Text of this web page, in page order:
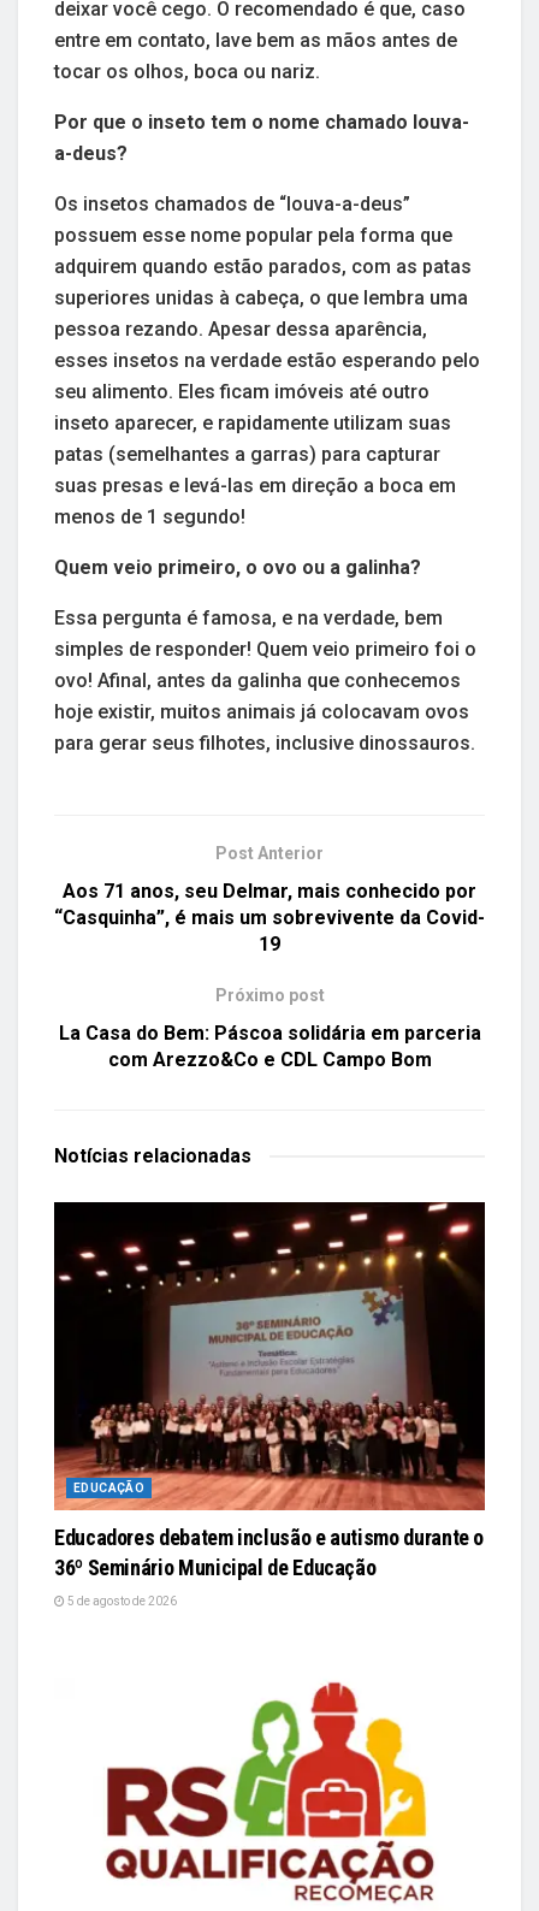
deixar você cego. O recomendado é que, caso
entre em contato, lave bem as mãos antes de
tocar os olhos, boca ou nariz.
Por que o inseto tem o nome chamado louva-
a-deus?
Os insetos chamados de “louva-a-deus”
possuem esse nome popular pela forma que
adquirem quando estão parados, com as patas
superiores unidas à cabeça, o que lembra uma
pessoa rezando. Apesar dessa aparência,
esses insetos na verdade estão esperando pelo
seu alimento. Eles ficam imóveis até outro
inseto aparecer, e rapidamente utilizam suas
patas (semelhantes a garras) para capturar
suas presas e levá-las em direção a boca em
menos de 1 segundo!
Quem veio primeiro, o ovo ou a galinha?
Essa pergunta é famosa, e na verdade, bem
simples de responder! Quem veio primeiro foi o
ovo! Afinal, antes da galinha que conhecemos
hoje existir, muitos animais já colocavam ovos
para gerar seus filhotes, inclusive dinossauros.
Post Anterior
Aos 71 anos, seu Delmar, mais conhecido por
“Casquinha”, é mais um sobrevivente da Covid-
19
Próximo post
La Casa do Bem: Páscoa solidária em parceria
com Arezzo&Co e CDL Campo Bom
Notícias relacionadas
EDUCAÇÃO
Educadores debatem inclusão e autismo durante o
36º Seminário Municipal de Educação
5 de agosto de 2026